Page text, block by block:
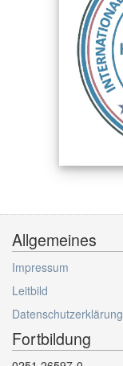
Allgemeines
Impressum
Leitbild
Datenschutzerklärung
Fortbildung